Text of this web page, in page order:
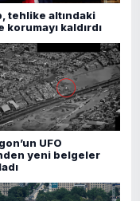
tehlike altındaki
korumayı kaldırdı
UFO
yeni belgeler